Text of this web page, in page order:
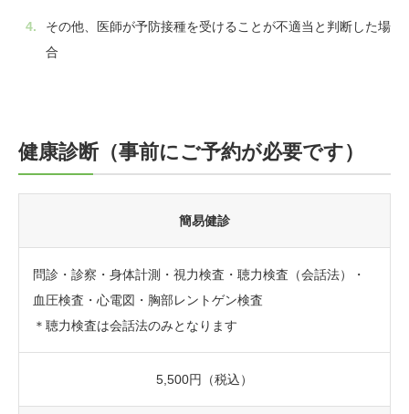
その他、医師が予防接種を受けることが不適当と判断した場
合
健康診断（事前にご予約が必要です）
簡易健診
問診・診察・身体計測・視力検査・聴力検査（会話法）・
血圧検査・心電図・胸部レントゲン検査
＊聴力検査は会話法のみとなります
5,500円（税込）